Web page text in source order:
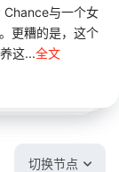
与一个女
更糟的是，这个
这...全文
切换节点